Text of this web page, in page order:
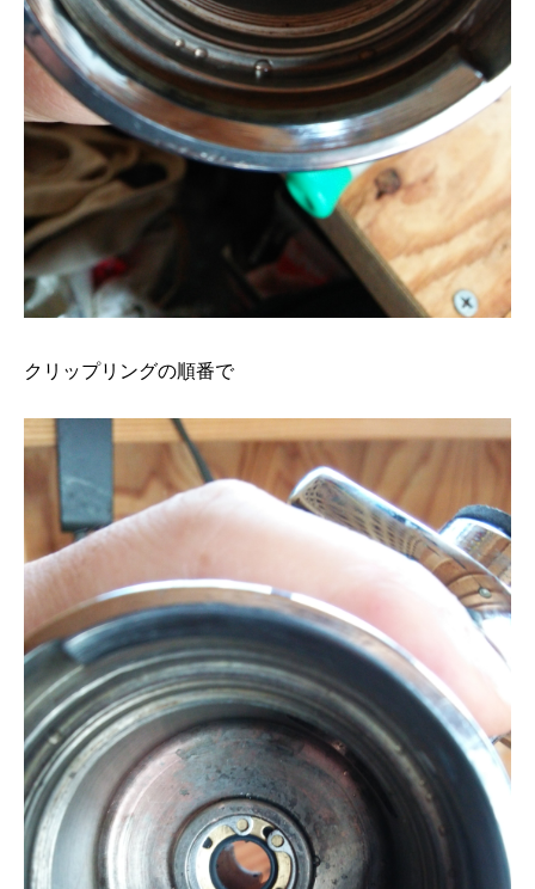
クリップリングの順番で